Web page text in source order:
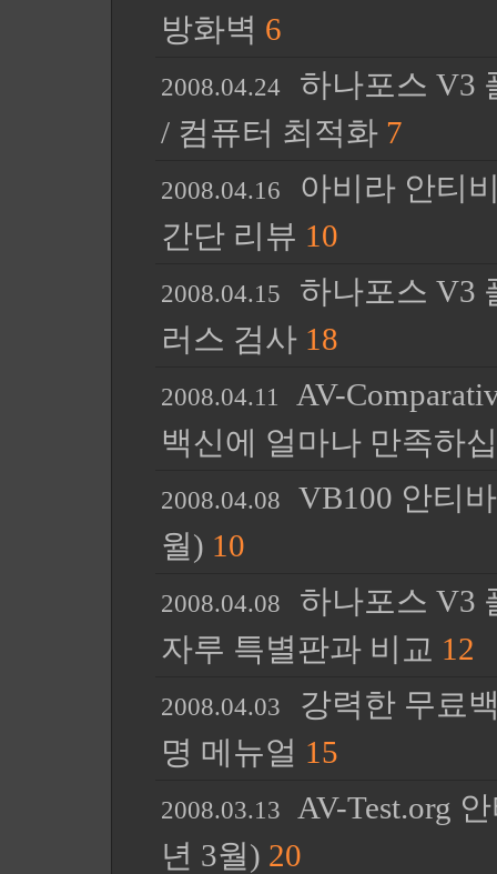
방화벽 6
2008.04.24
하나포스 V3
/ 컴퓨터 최적화 7
2008.04.16
아비라 안티
간단 리뷰 10
2008.04.15
하나포스 V3
러스 검사 18
2008.04.11
AV-
백신에 얼마나 만족하
2008.04.08
VB100 안티
월) 10
2008.04.08
하나포스 V3
자루 특별판과 비교 12
2008.04.03
강력한 무료
명 메뉴얼 15
2008.03.13
AV-Test.org
년 3월) 20